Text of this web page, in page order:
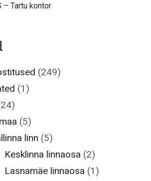
– Tartu kontor
(249)
(1)
(5)
linn (5)
Kesklinna linnaosa (2)
Lasnamäe linnaosa (1)